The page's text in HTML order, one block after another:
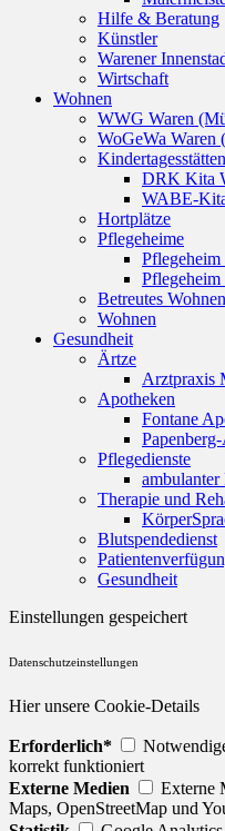
Hilfe & Beratung
Künstler
Warener
Wirtschaft
Wohnen
WWG Waren
WoGeWa Waren
Kindertagesstätten
DRK Kita
WABE-
Hortplätze
Pflegeheime
Betreutes Wohnen
Wohnen
Gesundheit
Ärtze
Arztpraxis
Apotheken
Fontane
Pflegedienste
ambulanter
Therapie und
Blutspendedienst
Gesundheit
Einstellungen gespeichert
Datenschutzeinstellungen
Hier unsere Cookie-Details
Erforderlich*
korrekt funktioniert
Externe Medien
Externe
Maps, OpenStreetMap und